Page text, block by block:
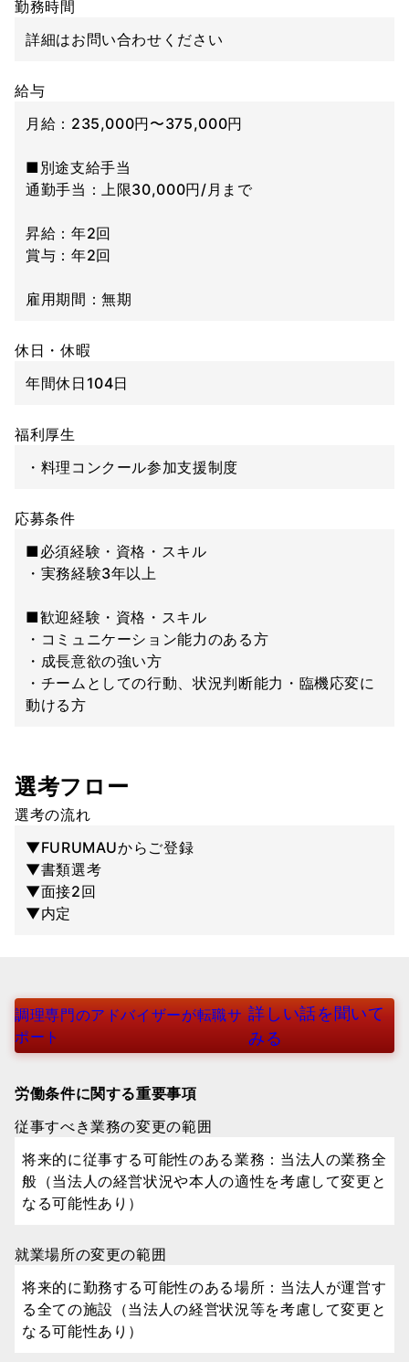
勤務時間
詳細はお問い合わせください
給与
月給：235,000円〜375,000円
■別途支給手当
通勤手当：上限30,000円/月まで
昇給：年2回
賞与：年2回
雇用期間：無期
休日・休暇
年間休日104日
福利厚生
・料理コンクール参加支援制度
応募条件
■必須経験・資格・スキル
・実務経験3年以上
■歓迎経験・資格・スキル
・コミュニケーション能力のある方
・成長意欲の強い方
・チームとしての行動、状況判断能力・臨機応変に
動ける方
選考フロー
選考の流れ
▼FURUMAUからご登録
▼書類選考
▼面接2回
▼内定
調理専門のアドバイザーが転職サ
ポート
詳しい話を聞いて
みる
労働条件に関する重要事項
従事すべき業務の変更の範囲
将来的に従事する可能性のある業務：当法人の業務全
般（当法人の経営状況や本人の適性を考慮して変更と
なる可能性あり）
就業場所の変更の範囲
将来的に勤務する可能性のある場所：当法人が運営す
る全ての施設（当法人の経営状況等を考慮して変更と
なる可能性あり）